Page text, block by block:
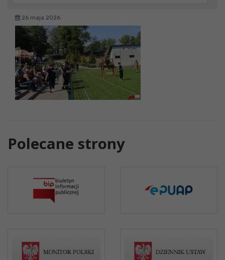
26 maja 2026
Polecane strony